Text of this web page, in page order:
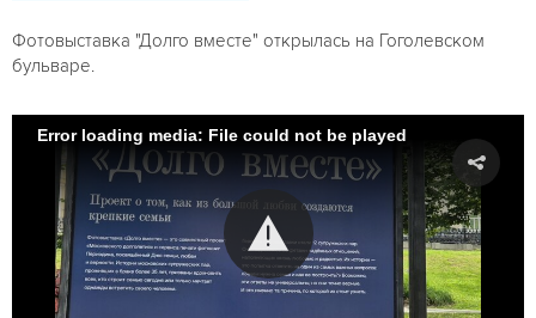
Фотовыставка "Долго вместе" открылась на Гоголевском
бульваре.
Error loading media: File could not be played